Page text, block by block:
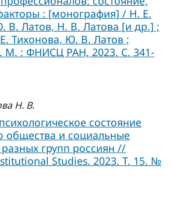
: [монография] / Н. Е.
В. Латов, Н. В. Латова [и др.] ;
Тихонова, Ю. В. Латов ;
: ФНИСЦ РАН, 2023. C. 341-
Н. В.
состояние
общества и социальные
групп россиян //
Studies. 2023. Т. 15. №